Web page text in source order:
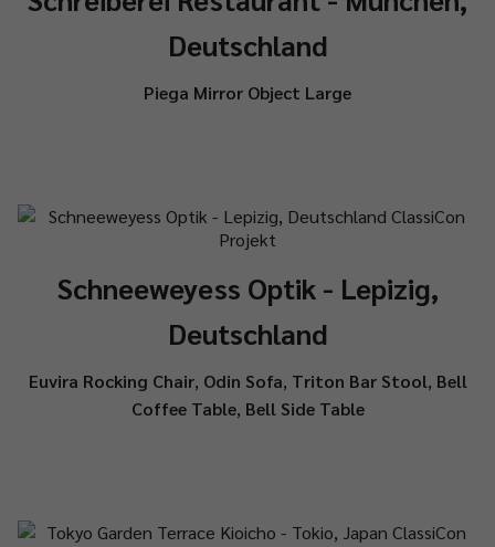
Deutschland
Piega Mirror Object Large
Schneeweyess Optik - Lepizig,
Deutschland
Euvira Rocking Chair, Odin Sofa, Triton Bar Stool, Bell
Coffee Table, Bell Side Table